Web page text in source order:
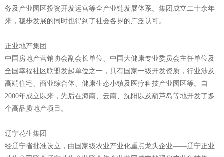
务及产业园区投资开发运宫等全产业链发展体系。集团成立二十余年
来，稳步发展的同时也得到了社会各界的广泛认可。
正业地产集团
中国房地产营销协会副会长单位、中国大健康专业委员会主任单位及
全国幸福社区联盟发起单位之一，具有国家一级开发资质，行业涉及
高端住宅、商业综合体、健康生态小镇及医疗科技产业园区等。自
2000年成立以来，先后在海南、云南、沈阳以及葫芦岛等地开发了多
个高品质地产项目。
辽宁花生集团
经辽宁省批准设立，由国家级农业产业化重点龙头企业——辽宁正业